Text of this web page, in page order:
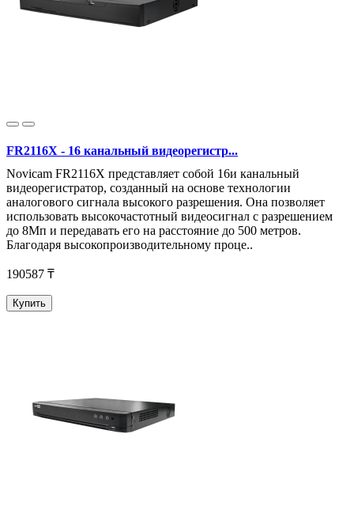
FR2116X - 16 канальный видеорегистр...
Novicam FR2116X представляет собой 16и канальный
видеорегистратор, созданный на основе технологии
аналогового сигнала высокого разрешения. Она позволяет
использовать высокочастотный видеосигнал с разрешением
до 8Мп и передавать его на расстояние до 500 метров.
Благодаря высокопроизводительному проце..
190587 ₸
Купить